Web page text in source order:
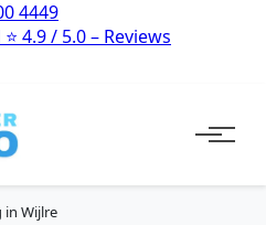
4449
⭐ 4.9 / 5.0 – Reviews
in Wijlre